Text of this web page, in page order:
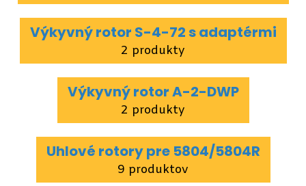
Výkyvný rotor S-4-72 s adaptérmi
2 produkty
Výkyvný rotor A-2-DWP
2 produkty
Uhlové rotory pre 5804/5804R
9 produktov